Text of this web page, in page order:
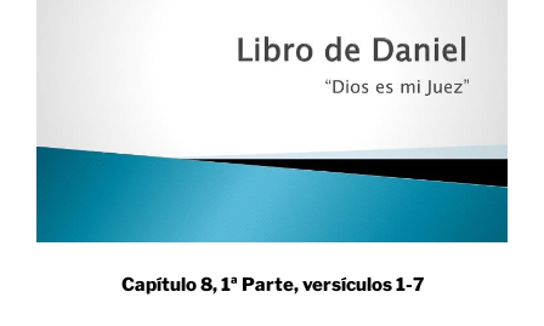
Capítulo 8, 1ª Parte, versículos1-7